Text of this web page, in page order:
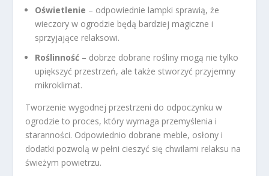
Oświetlenie – odpowiednie lampki sprawią, że
wieczory w ogrodzie będą bardziej magiczne i
sprzyjające relaksowi.
Roślinność – dobrze dobrane rośliny mogą nie tylko
upiększyć przestrzeń, ale także stworzyć przyjemny
mikroklimat.
Tworzenie wygodnej przestrzeni do odpoczynku w
ogrodzie to proces, który wymaga przemyślenia i
staranności. Odpowiednio dobrane meble, osłony i
dodatki pozwolą w pełni cieszyć się chwilami relaksu na
świeżym powietrzu.